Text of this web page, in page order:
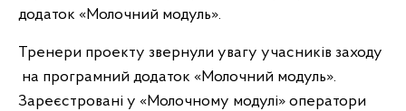
додаток «Молочний модуль».
Тренери проекту звернули увагу учасників заходу
на програмний додаток «Молочний модуль».
Зареєстровані у «Молочному модулі» оператори